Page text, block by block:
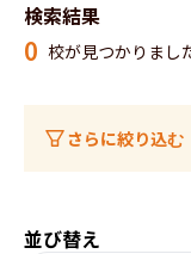
検索結果
0 校が見つかりまし
さらに絞り込む
並び替え